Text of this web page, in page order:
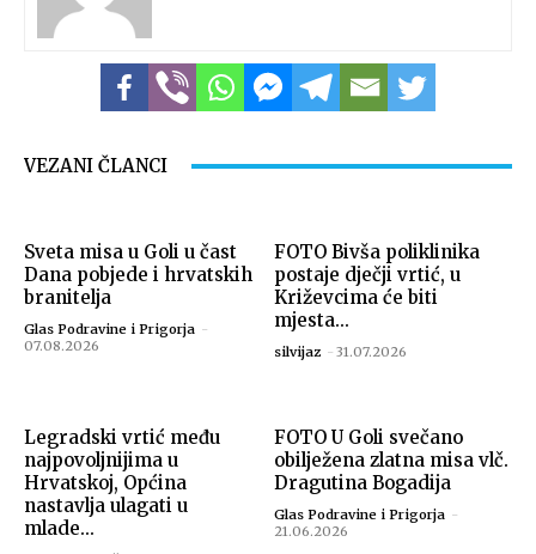
VEZANI ČLANCI
Sveta misa u Goli u čast
Dana pobjede i hrvatskih
branitelja
Glas Podravine i Prigorja -
07.08.2026
FOTO Bivša poliklinika
postaje dječji vrtić, u
Križevcima će biti
mjesta...
silvijaz - 31.07.2026
Legradski vrtić među
najpovoljnijima u
Hrvatskoj, Općina
nastavlja ulagati u
mlade...
FOTO U Goli svečano
obilježena zlatna misa vlč.
Dragutina Bogadija
Glas Podravine i Prigorja -
21.06.2026